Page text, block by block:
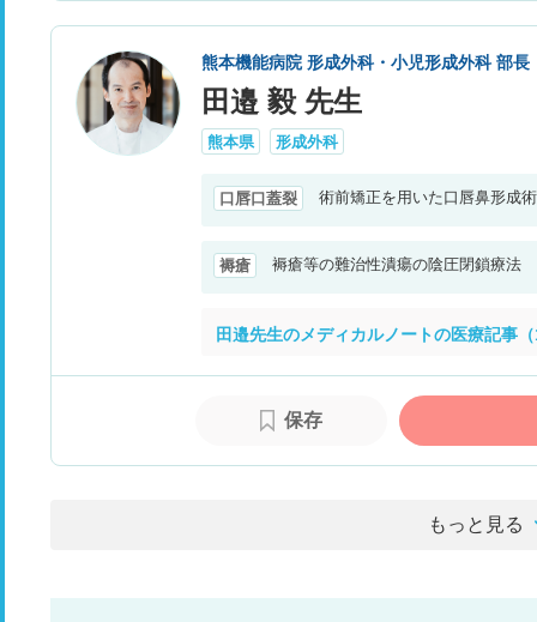
熊本機能病院 形成外科・小児形成外科 部長
田邉 毅 先生
熊本県 形成外科
口唇口蓋裂 術前矯正を用いた口唇鼻形成術
褥瘡 褥瘡等の難治性潰瘍の陰圧閉鎖療法
田邉先生のメディカルノートの医療記事
保存
もっと見る